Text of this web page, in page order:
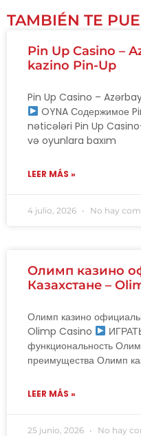
TAMBIÉN TE
Pin Up Casino –
kazino Pin-Up
Pin Up Casino –
OYNA Содержимое
nəticələri Pin Up
və oyunlara baxım
LEER MÁS »
4 julio, 2026 No hay
Олимп казино
Казахстане –
Олимп казино
Olimp Casino
функциональность
преимущества Олимп
LEER MÁS »
25 junio, 2026 No hay